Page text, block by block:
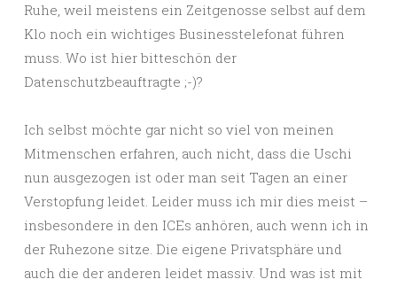
Ruhe, weil meistens ein Zeitgenosse selbst auf dem
Klo noch ein wichtiges Businesstelefonat führen
muss. Wo ist hier bitteschön der
Datenschutzbeauftragte ;-)?
Ich selbst möchte gar nicht so viel von meinen
Mitmenschen erfahren, auch nicht, dass die Uschi
nun ausgezogen ist oder man seit Tagen an einer
Verstopfung leidet. Leider muss ich mir dies meist –
insbesondere in den ICEs anhören, auch wenn ich in
der Ruhezone sitze. Die eigene Privatsphäre und
auch die der anderen leidet massiv. Und was ist mit